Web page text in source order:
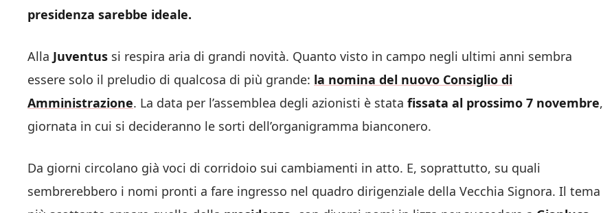
presidenza sarebbe ideale.
Alla Juventus si respira aria di grandi novità. Quanto visto in campo negli ultimi anni sembra
essere solo il preludio di qualcosa di più grande: la nomina del nuovo Consiglio di
Amministrazione. La data per l’assemblea degli azionisti è stata fissata al prossimo 7 novembre,
giornata in cui si decideranno le sorti dell’organigramma bianconero.
Da giorni circolano già voci di corridoio sui cambiamenti in atto. E, soprattutto, su quali
sembrerebbero i nomi pronti a fare ingresso nel quadro dirigenziale della Vecchia Signora. Il tema